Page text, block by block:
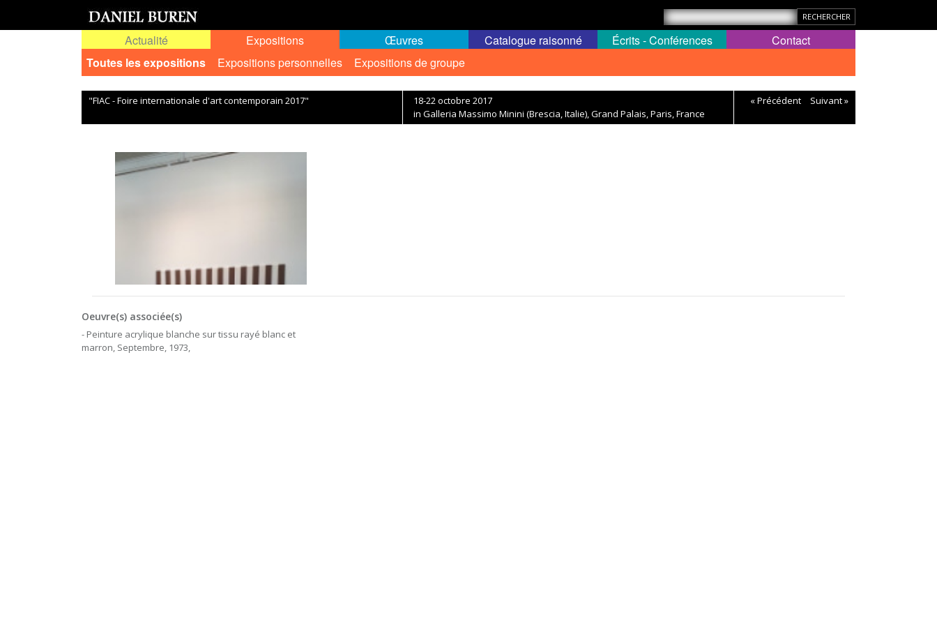
Actualité
Expositions
Toutes les expositions
Expositions personnelles Expositions de groupe
Œuvres Catalogue raisonné Écrits - Conférences Contact
"FIAC - Foire internationale d'art contemporain 2017"
18-22 octobre 2017
in Galleria Massimo Minini (Brescia, Italie), Grand Palais, Paris, France
« Précédent Suivant »
Oeuvre(s) associée(s)
- Peinture acrylique blanche sur tissu rayé blanc et
marron, Septembre, 1973,